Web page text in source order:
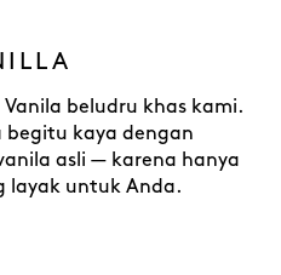
beludru khas kami.
begitu kaya dengan
asli — karena hanya
layak untuk Anda.